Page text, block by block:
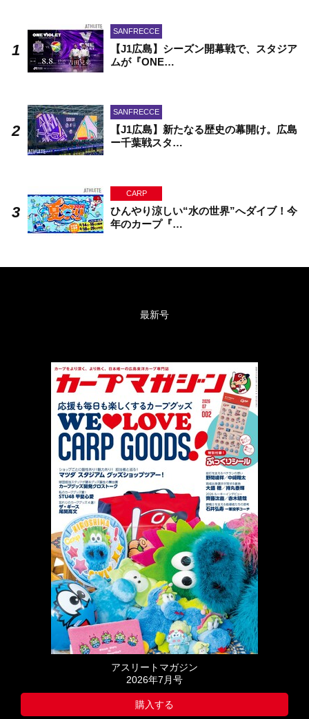
SANFRECCE
【J1広島】シーズン開幕戦で、スタジア
ムが『ONE…
SANFRECCE
【J1広島】新たなる歴史の幕開け。広島
ー千葉戦スタ…
CARP
ひんやり涼しい“水の世界”へダイブ！今
年のカープ『…
最新号
アスリートマガジン
2026年7月号
購入する